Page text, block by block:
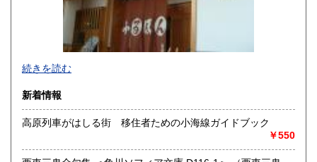
追分コロニーは「豊かな暮らし」をテーマにした「村の古本
屋」です。人が精神的に豊かな生活を送るための 様々な遊び
続きを読む
新着情報
高原列車がはしる街 移住者ための小海線ガイドブック
￥550